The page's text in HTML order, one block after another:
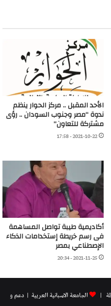
الأحد المقبل .. مركز الحوار ينظم
ندوة “مصر وجنوب السودان .. رؤى
مشتركة للتعاون”
2021-10-22 - 17:58
أكاديمية طيبة تواصل المساهمة
فى رسم خريطة إستخدامات الذكاء
الإصطناعي بمصر
2021-11-25 - 20:34
الجامعة الاسبانية العريية | دعم و